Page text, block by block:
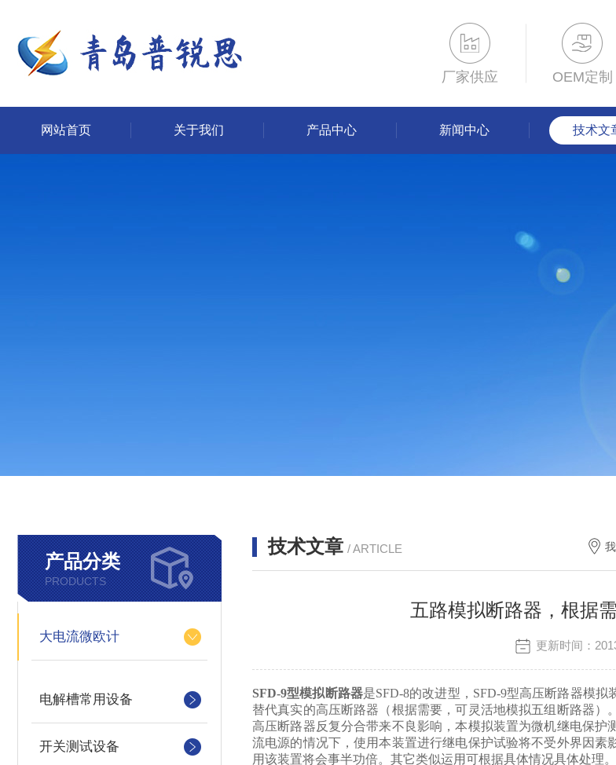
厂家供应 OEM定制
网站首页 关于我们 产品中心 新闻中心 技术文
产品分类
PRODUCTS
大电流微欧计
电解槽常用设备
开关测试设备
技术文章 / ARTICLE
五路模拟断路器，根据
更新时间：
SFD-9型模拟断路器是SFD-8的改进型，SFD-9型高压断路器模
替代真实的高压断路器（根据需要，可灵活地模拟五组断路器
高压断路器反复分合带来不良影响，本模拟装置为微机继电保
流电源的情况下，使用本装置进行继电保护试验将不受外界因
用该装置将会事半功倍。其它类似运用可根据具体情况具体处理。